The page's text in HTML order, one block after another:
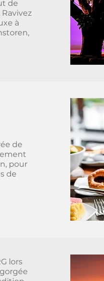
de
à
de
pour
de
lors